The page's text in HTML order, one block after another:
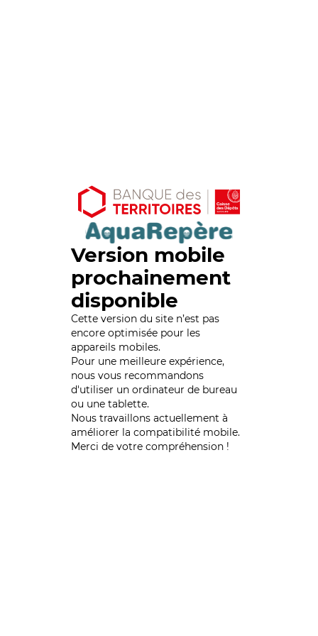
Version mobile
prochainement
disponible
Cette version du site n’est pas
encore optimisée pour les
appareils mobiles.
Pour une meilleure expérience,
nous vous recommandons
d'utiliser un ordinateur de bureau
ou une tablette.
Nous travaillons actuellement à
améliorer la compatibilité mobile.
Merci de votre compréhension !